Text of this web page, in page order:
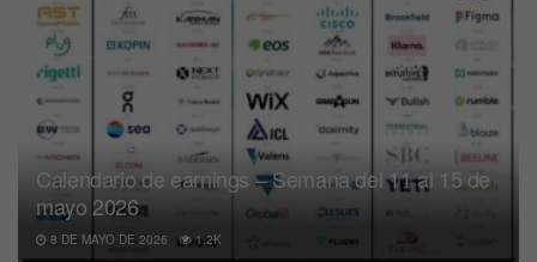
Calendario de earnings – Semana del 11 al 15 de
mayo 2026
8 DE MAYO DE 2026 1.2K